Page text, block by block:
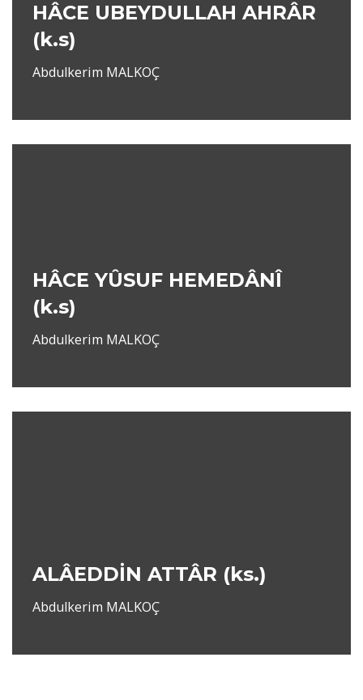
HÂCE UBEYDULLAH AHRÂR
(k.s)
Abdulkerim MALKOÇ
HÂCE YÛSUF HEMEDÂNÎ
(k.s)
Abdulkerim MALKOÇ
ALÂEDDİN ATTÂR (ks.)
Abdulkerim MALKOÇ